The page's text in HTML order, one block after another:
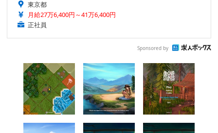
東京都
月給27万6,400円～41万6,400円
正社員
Sponsored by